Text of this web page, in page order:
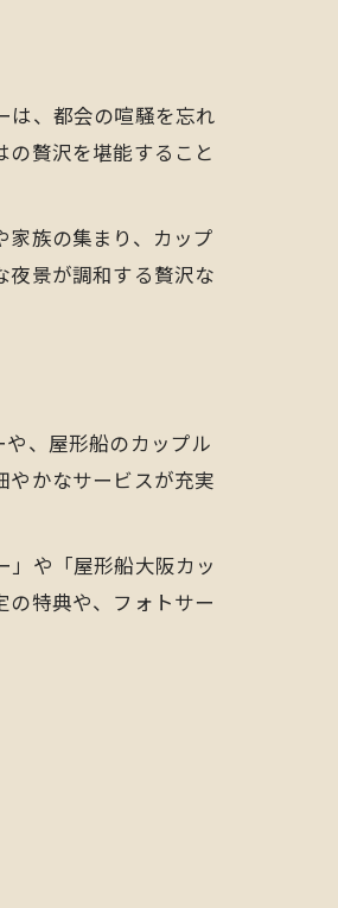
は、都会の喧騒を忘れ
贅沢を堪能すること
家族の集まり、カップ
夜景が調和する贅沢な
、屋形船のカップル
やかなサービスが充実
」や「屋形船大阪カッ
の特典や、フォトサー